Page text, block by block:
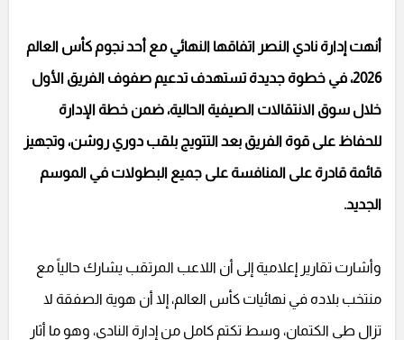
أنهت إدارة نادي النصر اتفاقها النهائي مع أحد نجوم كأس العالم
2026، في خطوة جديدة تستهدف تدعيم صفوف الفريق الأول
خلال سوق الانتقالات الصيفية الحالية، ضمن خطة الإدارة
للحفاظ على قوة الفريق بعد التتويج بلقب دوري روشن، وتجهيز
قائمة قادرة على المنافسة على جميع البطولات في الموسم
الجديد.
وأشارت تقارير إعلامية إلى أن اللاعب المرتقب يشارك حالياً مع
منتخب بلاده في نهائيات كأس العالم، إلا أن هوية الصفقة لا
تزال طي الكتمان، وسط تكتم كامل من إدارة النادي، وهو ما أثار